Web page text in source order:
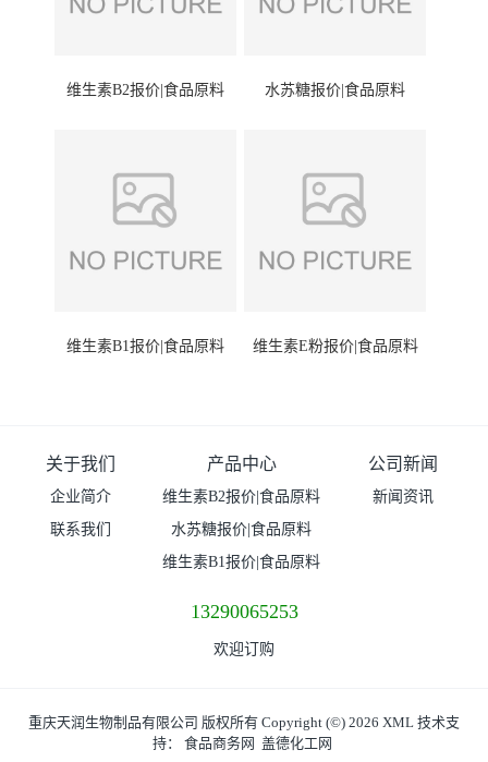
维生素B2报价|食品原料 水苏糖报价|食品原料
维生素B1报价|食品原料 维生素E粉报价|食品原料
关于我们
企业简介
联系我们
产品中心
维生素B2报价|食品原料
水苏糖报价|食品原料
维生素B1报价|食品原料
公司新闻
新闻资讯
13290065253
欢迎订购
重庆天润生物制品有限公司 版权所有 Copyright (©) 2026 XML 技术支
持： 食品商务网 盖德化工网